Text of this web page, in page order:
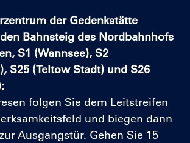
der Gedenkstätte
Bahnsteig des Nordbahnhofs
S1 (Wannsee), S2
S25 (Teltow Stadt) und S26
folgen Sie dem Leitstreifen
und biegen dann
Ausgangstür. Gehen Sie 15